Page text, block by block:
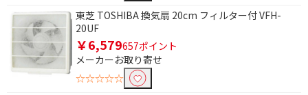
東芝 TOSHIBA 換気扇 20cm フィルター付 VFH-
20UF
￥6,579657ポイント
メーカーお取り寄せ
☆☆☆☆☆